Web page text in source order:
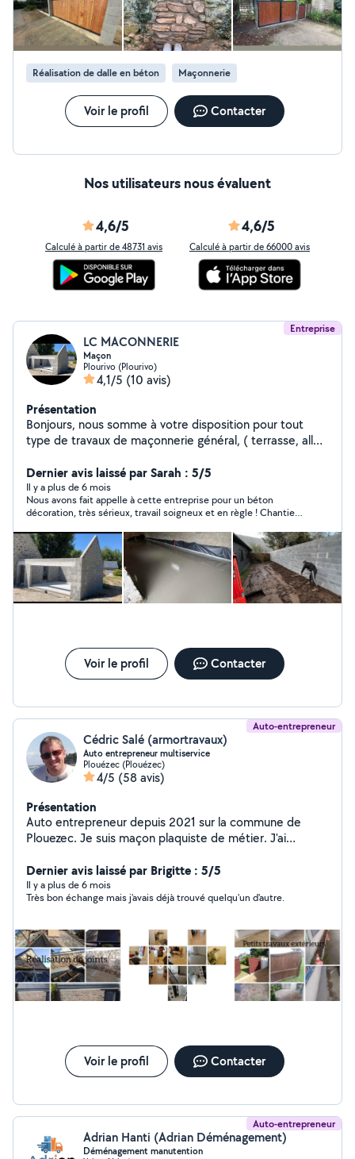
Réalisation de dalle en béton Maçonnerie
Voir le profil Contacter
Nos utilisateurs nous évaluent
4,6/5
Calculé à partir de 48731 avis
4,6/5
Calculé à partir de 66000 avis
Entreprise
LC MACONNERIE
Maçon
Plourivo (Plourivo)
4,1/5 (10 avis)
Présentation
Bonjours, nous somme à votre disposition pour tout
type de travaux de maçonnerie général, ( terrasse, allée
Nous somme a votre disposition pour toute demande
de travaux.
Dernier avis laissé par Sarah : 5/5
Il y a plus de 6 mois
Nous avons fait appelle à cette entreprise pour un béton
décoration, très sérieux, travail soigneux et en règle ! Chantier
Voir le profil Contacter
Auto-entrepreneur
Cédric Salé (armortravaux)
Auto entrepreneur multiservice
Plouézec (Plouézec)
4/5 (58 avis)
Présentation
Auto entrepreneur depuis 2021 sur la commune de
Plouezec. Je suis maçon plaquiste de métier. J'ai
bâtiment et d'espaces verts. Je suis disponible pour de
tout petits travaux de rénovation ainsi que pour
l'entretien de votre jardin (taille de haie, tonte....)
Et le nettoyage également. Services de broyages Agréé
services à la personne Réduction d impôt
Dernier avis laissé par Brigitte : 5/5
Il y a plus de 6 mois
Très bon échange mais j'avais déjà trouvé quelqu'un d'autre.
Voir le profil Contacter
Auto-entrepreneur
Adrian Hanti (Adrian Déménagement)
Déménagement manutention